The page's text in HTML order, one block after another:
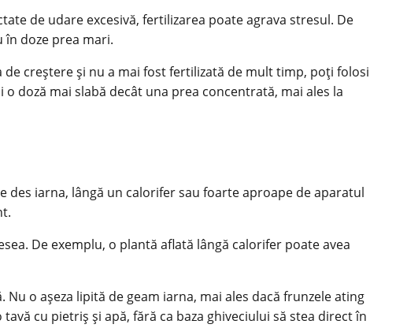
de udare excesivă, fertilizarea poate agrava stresul. De
în doze prea mari.
creștere și nu a mai fost fertilizată de mult timp, poți folosi
doză mai slabă decât una prea concentrată, mai ales la
des iarna, lângă un calorifer sau foarte aproape de aparatul
De exemplu, o plantă aflată lângă calorifer poate avea
o așeza lipită de geam iarna, mai ales dacă frunzele ating
cu pietriș și apă, fără ca baza ghiveciului să stea direct în